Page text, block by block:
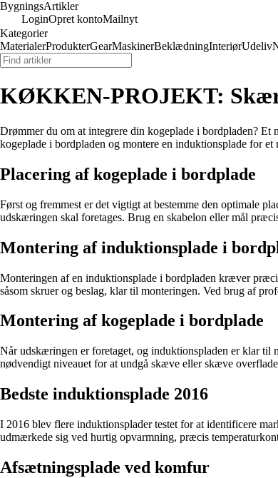
BygningsArtikler
LoginOpret kontoMailnyt
Kategorier
MaterialerProdukterGearMaskinerBeklædningInteriørUdeliv
KØKKEN-PROJEKT:
Drømmer du om at integrere din kogeplade i bordpladen?
kogeplade i bordpladen og montere en induktionsplade for
Placering af kogeplade i bordplade
Først og fremmest er det vigtigt at bestemme den optimale
udskæringen skal foretages. Brug en skabelon eller mål
Montering af induktionsplade i
Monteringen af en induktionsplade i bordpladen kræver
såsom skruer og beslag, klar til monteringen. Ved brug af
Montering af kogeplade i bordplade
Når udskæringen er foretaget, og induktionspladen er klar til
nødvendigt niveauet for at undgå skæve eller skæve
Bedste induktionsplade 2016
I 2016 blev flere induktionsplader testet for at identificere
udmærkede sig ved hurtig opvarmning, præcis
Afsætningsplade ved komfur